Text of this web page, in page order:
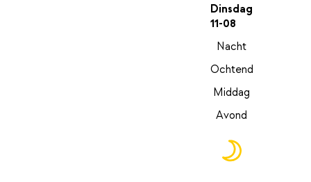
Dinsdag
11-08
Nacht
Ochtend
Middag
Avond